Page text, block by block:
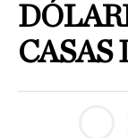
CASAS